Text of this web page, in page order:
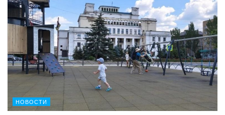
НОВОСТИ